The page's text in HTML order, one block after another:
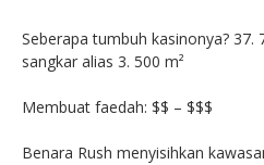
Seberapa tumbuh kasinonya? 37.
sangkar alias 3. 500 m²
Membuat faedah: $$ – $$$
Benara Rush menyisihkan